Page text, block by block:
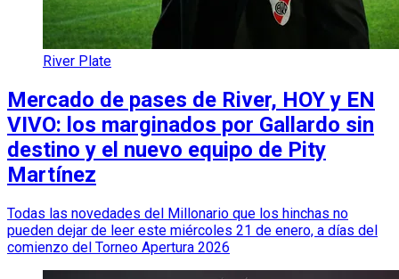
River Plate
Mercado de pases de River, HOY y EN
VIVO: los marginados por Gallardo sin
destino y el nuevo equipo de Pity
Martínez
Todas las novedades del Millonario que los hinchas no
pueden dejar de leer este miércoles 21 de enero, a días del
comienzo del Torneo Apertura 2026